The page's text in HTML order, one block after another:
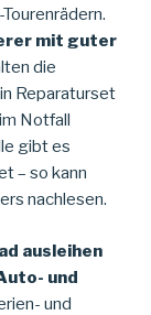
mit guter
die
Reparaturset
Notfall
gibt es
– so kann
nachlesen.
ausleihen
und
und